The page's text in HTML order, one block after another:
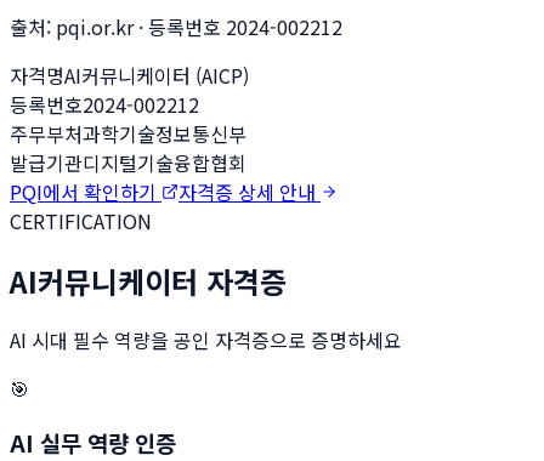
출처: pqi.or.kr · 등록번호 2024-002212
자격명AI커뮤니케이터 (AICP)
등록번호2024-002212
주무부처과학기술정보통신부
발급기관디지털기술융합협회
PQI에서 확인하기
자격증 상세 안내
CERTIFICATION
AI커뮤니케이터 자격증
AI 시대 필수 역량을 공인 자격증으로 증명하세요
🎯
AI 실무 역량 인증